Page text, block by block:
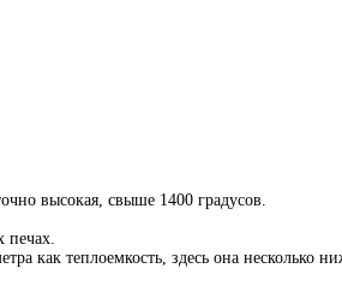
высокая, свыше 1400 градусов.
печах.
как теплоемкость, здесь она несколько